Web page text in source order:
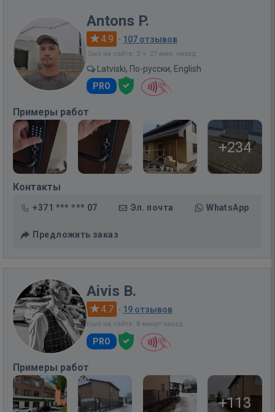
Antons P.
4.9 · 107 отзывов
Был на сайте: 2 ч. 27 мин. назад
Latviski, По-русски, English
PRO
Примеры работ
+234
Контакты
+371 *** *** 07 Эл. почта WhatsApp
Предложить заказ
Aivis B.
4.7 · 19 отзывов
Был на сайте: 8 минут назад
PRO
Примеры работ
+113